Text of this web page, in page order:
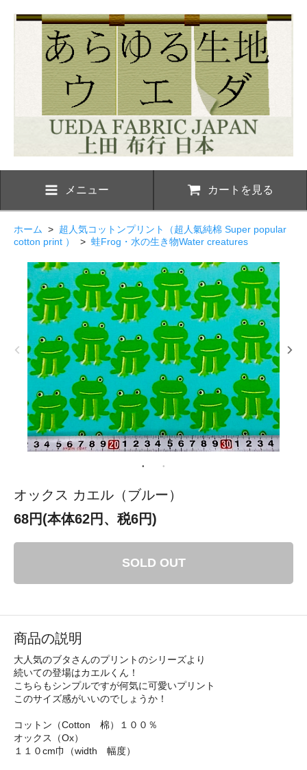
メニュー カートを見る
ホーム > 超人気コットンプリント（超人氣純棉 Super popular
cotton print ）
> 蛙Frog・水の生き物Water creatures
オックス カエル（ブルー）
68円(本体62円、税6円)
SOLD OUT
商品の説明
大人気のブタさんのプリントのシリーズより
続いての登場はカエルくん！
こちらもシンプルですが何気に可愛いプリント
このサイズ感がいいのでしょうか！
コットン（Cotton 棉）１００％
オックス（Ox）
１１０cm巾（width 幅度）